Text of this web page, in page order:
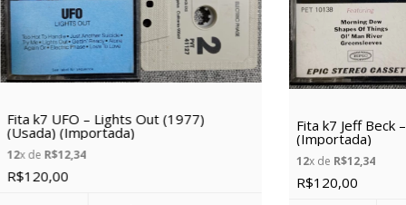
Fita k7 UFO – Lights Out (1977)
(Usada) (Importada)
12x de R$12,34
R$120,00
Fita k7 Jeff Beck
(Importada)
12x de R$12,34
R$120,00